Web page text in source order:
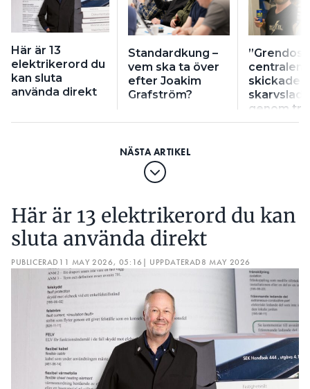
Här är 13
elektrikerord du
kan sluta
använda direkt
Standardkung –
vem ska ta över
efter Joakim
Grafström?
centralen
skickade
genom
Här är 13 elektrikerord du kan
sluta använda direkt
PUBLICERAD 11 MAY 2026, 05:16 | UPPDATERAD8 MAY 2026